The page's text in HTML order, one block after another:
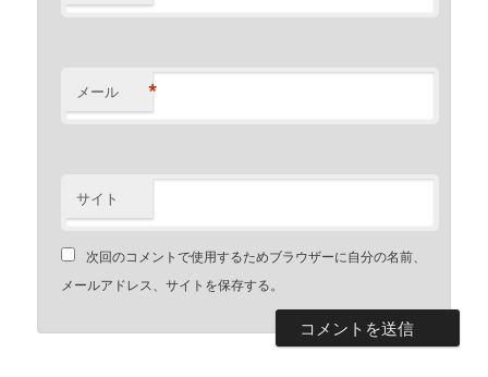
メール *
サイト
次回のコメントで使用するためブラウザーに自分の名前、
メールアドレス、サイトを保存する。